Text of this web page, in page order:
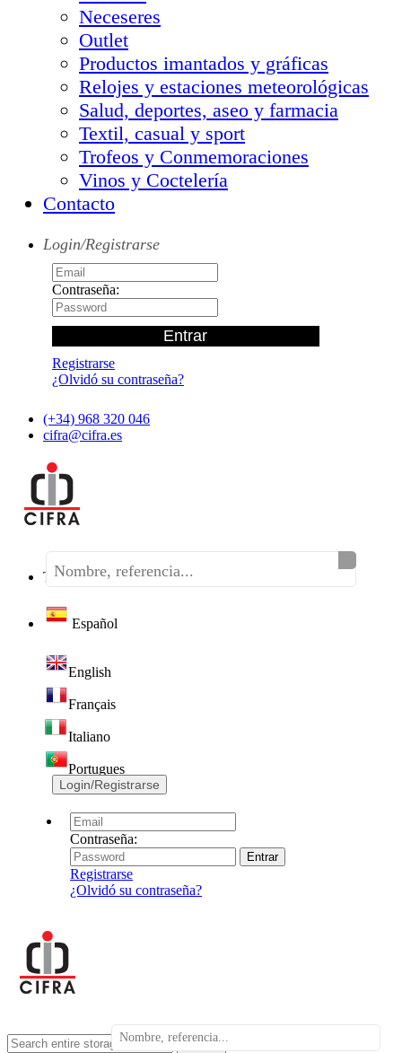
Neceseres
Outlet
Productos imantados y gráficas
Relojes y estaciones meteorológicas
Salud, deportes, aseo y farmacia
Textil, casual y sport
Trofeos y Conmemoraciones
Vinos y Coctelería
Contacto
Login/Registrarse
Contraseña:
Registrarse
¿Olvidó su contraseña?
(+34) 968 320 046
cifra@cifra.es
Teléfono:(+34) 968 320 046
Español
English
Français
Italiano
Portugues
Login/Registrarse
Contraseña:
Registrarse
¿Olvidó su contraseña?
search